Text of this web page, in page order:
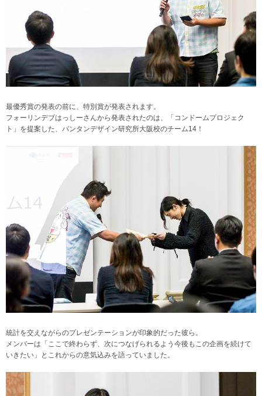
最優秀賞の発表の前に、特別賞が発表されます。
フォーリンデブはっしーさんから発表されたのは、「コンドームプロジェク
ト」を提案した、バンタンデザイン研究所大阪校のチーム14！
統計を交えながらのプレゼンテーションが印象的だった彼ら。
メンバーは「ここで終わらず、次につなげられるよう今後もこの企画を続けて
いきたい」とこれからの意気込みを語っていました。